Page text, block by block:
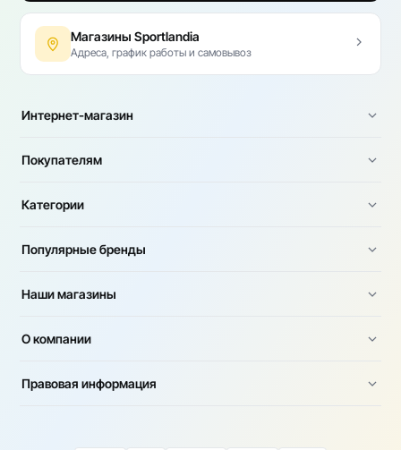
Магазины Sportlandia
Адреса, график работы и самовывоз
Интернет-магазин
Покупателям
Категории
Популярные бренды
Наши магазины
О компании
Правовая информация